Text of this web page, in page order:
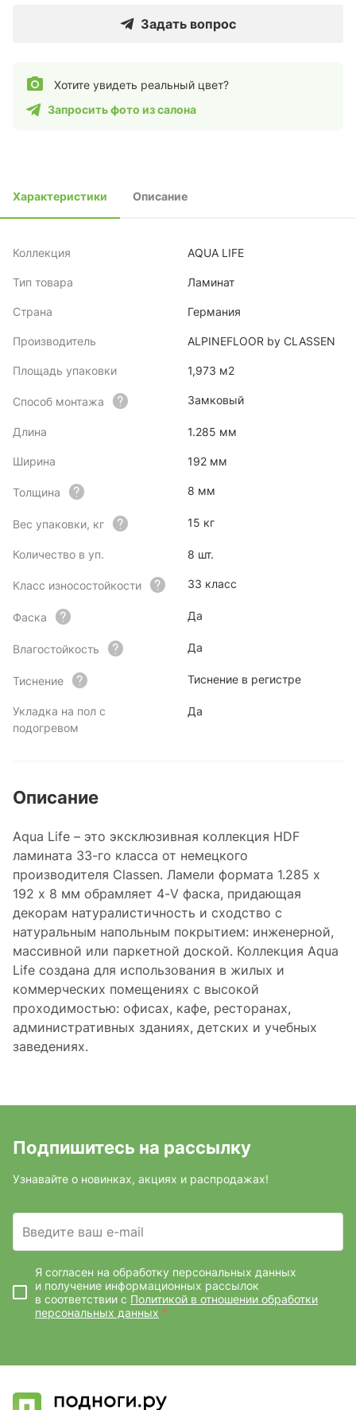
Задать вопрос
Хотите увидеть реальный цвет?
Запросить фото из салона
Характеристики Описание
Коллекция AQUA LIFE
Тип товара Ламинат
Страна Германия
Производитель ALPINEFLOOR by CLASSEN
Площадь упаковки 1,973 м2
Способ монтажа Замковый
Длина 1.285 мм
Ширина 192 мм
Толщина 8 мм
Вес упаковки, кг 15 кг
Количество в уп. 8 шт.
Класс износостойкости 33 класс
Фаска Да
Влагостойкость Да
Тиснение Тиснение в регистре
Укладка на пол с
подогревом
Да
Описание
Aqua Life – это эксклюзивная коллекция HDF
ламината 33-го класса от немецкого
производителя Classen. Ламели формата 1.285 x
192 x 8 мм обрамляет 4-V фаска, придающая
декорам натуралистичность и сходство с
натуральным напольным покрытием: инженерной,
массивной или паркетной доской. Коллекция Aqua
Life создана для использования в жилых и
коммерческих помещениях с высокой
проходимостью: офисах, кафе, ресторанах,
административных зданиях, детских и учебных
заведениях.
Подпишитесь на рассылку
Узнавайте о новинках, акциях и распродажах!
Введите ваш e-mail
Я согласен на обработку персональных данных
и получение информационных рассылок
в соответствии с Политикой в отношении обработки
персональных данных *